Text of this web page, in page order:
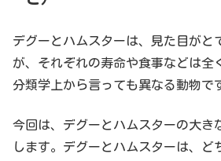
デグーとハムスターは、見た目がと
が、それぞれの寿命や食事などは全
分類学上から言っても異なる動物で
今回は、デグーとハムスターの大き
します。デグーとハムスターは、ど